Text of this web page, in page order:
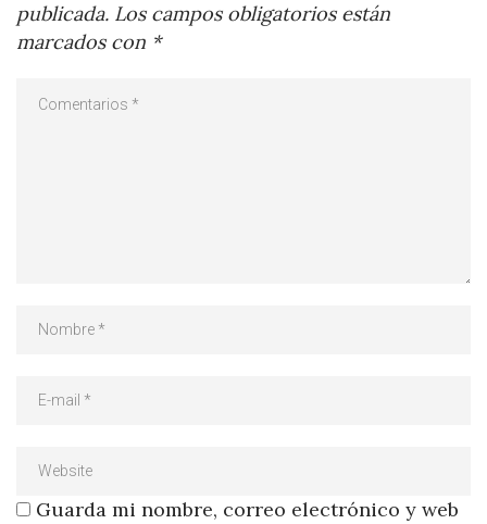
publicada. Los campos obligatorios están
marcados con *
Guarda mi nombre, correo electrónico y web